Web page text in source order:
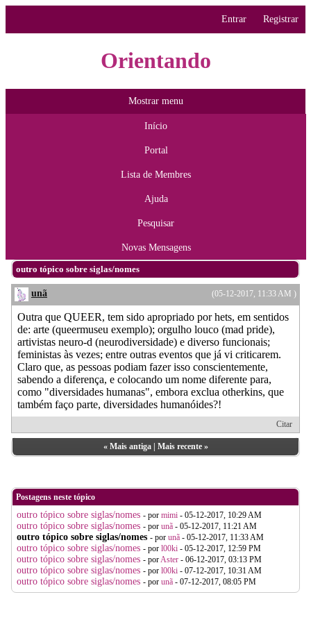
Entrar Registrar
Orientando
Mostrar menu
Início
Portal
Lista de Membres
Ajuda
Pesquisar
Novas Mensagens
outro tópico sobre siglas/nomes
(05-12-2017, 11:33 AM )
unã
Outra que QUEER, tem sido apropriado por hets, em sentidos
de: arte (queermuseu exemplo); orgulho louco (mad pride),
artivistas neuro-d (neurodiversidade) e diverso funcionais;
feministas às vezes; entre outras eventos que já vi criticarem.
Claro que, as pessoas podiam fazer isso conscientemente,
sabendo a diferença, e colocando um nome diferente para,
como "diversidades humanas", embora exclua otherkins, que
também faço parte, diversidades humanóides?!
Citar
« Mais antiga| Mais recente»
Postagens neste tópico
outro tópico sobre siglas/nomes - por mimi - 05-12-2017, 10:29 AM
outro tópico sobre siglas/nomes - por unã - 05-12-2017, 11:21 AM
outro tópico sobre siglas/nomes - por unã - 05-12-2017, 11:33 AM
outro tópico sobre siglas/nomes - por l00ki - 05-12-2017, 12:59 PM
outro tópico sobre siglas/nomes - porAster - 06-12-2017, 03:13 PM
outro tópico sobre siglas/nomes - por l00ki - 07-12-2017, 10:31 AM
outro tópico sobre siglas/nomes - por unã - 07-12-2017, 08:05 PM